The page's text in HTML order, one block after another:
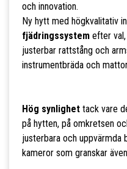
och innovation.
Ny hytt med högkvalitativ
fjädringssystemefter val,
justerbar rattstång och
instrumentbräda och
Hög synlighettack vare
på hytten, på omkretsen
justerbara och uppvärmda
kameror som granskar